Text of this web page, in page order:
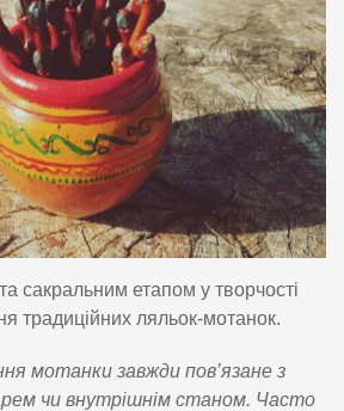
сакральним етапом у творчості
традиційних ляльок-мотанок.
мотанки завжди пов’язане з
чи внутрішнім станом. Часто